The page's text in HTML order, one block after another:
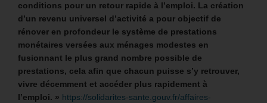
conditions pour un retour rapide à l’emploi. La création
d’un revenu universel d’activité a pour objectif de
rénover en profondeur le système de prestations
monétaires versées aux ménages modestes en
fusionnant le plus grand nombre possible de
prestations, cela afin que chacun puisse s’y retrouver,
vivre décemment et accéder plus rapidement à
l’emploi. » https://solidarites-sante.gouv.fr/affaires-